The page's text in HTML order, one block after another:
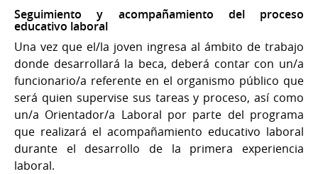
Seguimiento y acompañamiento del proceso
educativo laboral
Una vez que el/la joven ingresa al ámbito de trabajo
donde desarrollará la beca, deberá contar con un/a
funcionario/a referente en el organismo público que
será quien supervise sus tareas y proceso, así como
un/a Orientador/a Laboral por parte del programa
que realizará el acompañamiento educativo laboral
durante el desarrollo de la primera experiencia
laboral.